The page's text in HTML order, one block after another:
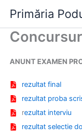
content
Primăria
ANUNT EXAMEN
rezultat final
rezultat proba
rezultat interviu
rezultat selectie